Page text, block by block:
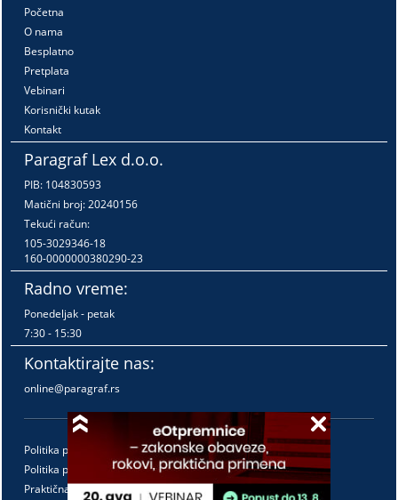
Početna
O nama
Besplatno
Pretplata
Vebinari
Korisnički kutak
Kontakt
Paragraf Lex d.o.o.
PIB: 104830593
Matični broj: 20240156
Tekući račun:
105-3029346-18
160-0000000380290-23
Radno vreme:
Ponedeljak - petak
7:30 - 15:30
Kontaktirajte nas:
online@paragraf.rs
Politika privatnosti
Politika pružanja usluga
Praktična pravila pružanja usluga